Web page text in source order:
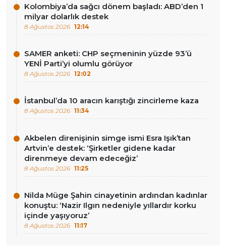
Kolombiya’da sağcı dönem başladı: ABD’den 1
milyar dolarlık destek
8 Ağustos 2026 12:14
SAMER anketi: CHP seçmeninin yüzde 93’ü
YENİ Parti’yi olumlu görüyor
8 Ağustos 2026 12:02
İstanbul’da 10 aracın karıştığı zincirleme kaza
8 Ağustos 2026 11:34
Akbelen direnişinin simge ismi Esra Işık’tan
Artvin’e destek: ‘Şirketler gidene kadar
direnmeye devam edeceğiz’
8 Ağustos 2026 11:25
Nilda Müge Şahin cinayetinin ardından kadınlar
konuştu: ‘Nazir Ilgın nedeniyle yıllardır korku
içinde yaşıyoruz’
8 Ağustos 2026 11:17